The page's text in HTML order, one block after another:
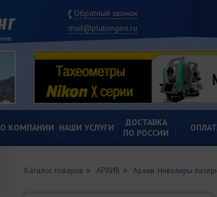
Обратный звонок
mail@plutongeo.ru
О КОМПАНИИ НАШИ УСЛУГИ
ДОСТАВКА
ПО РОССИИ
Каталог товаров АРХИВ Архив. Нивелиры